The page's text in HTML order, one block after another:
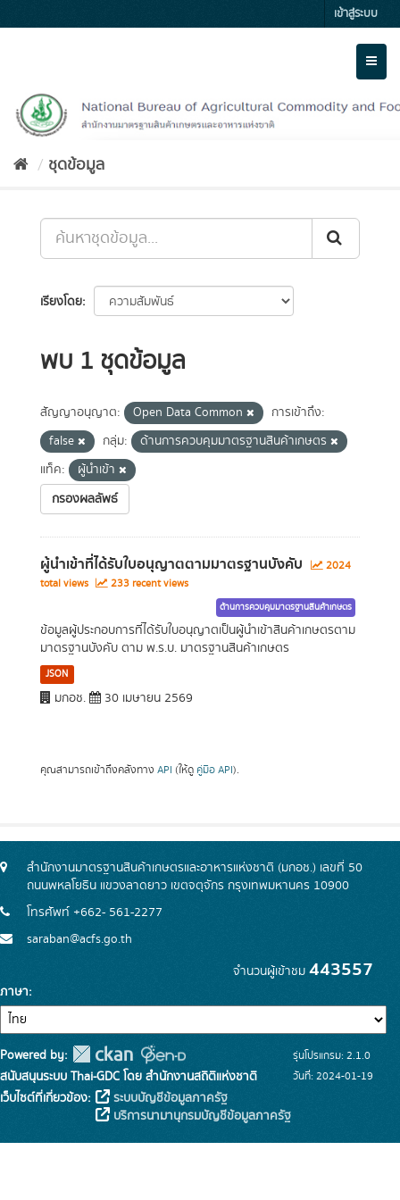
to
เข้าสู่ระบบ
ชุดข้อมูล
เรียงโดย
พบ 1 ชุดข้อมูล
สัญญาอนุญาต: Open Data Common
การเข้าถึง:
false
กลุ่ม:
ด้านการควบคุมมาตรฐานสินค้าเกษตร
แท็ค:
ผู้นำเข้า
กรองผลลัพธ์
ผู้นำเข้าที่ได้รับใบอนุญาตตามมาตรฐานบังคับ
2024
total views
233 recent views
ด้านการควบคุมมาตรฐานสินค้าเกษตร
ข้อมูลผู้ประกอบการที่ได้รับใบอนุญาตเป็นผู้นำเข้าสินค้าเกษตรตาม
มาตรฐานบังคับ ตาม พ.ร.บ. มาตรฐานสินค้าเกษตร
JSON
มกอช. 30 เมษายน 2569
คุณสามารถเข้าถึงคลังทาง API (ให้ดู คู่มือ API).
สำนักงานมาตรฐานสินค้าเกษตรและอาหารแห่งชาติ (มกอช.) เลขที่ 50
ถนนพหลโยธิน แขวงลาดยาว เขตจตุจักร กรุงเทพมหานคร 10900
โทรศัพท์ +662- 561-2277
saraban@acfs.go.th
จำนวนผู้เข้าชม 443557
ภาษา
Powered by:
สนับสนุนระบบ Thai-GDC โดย สำนักงานสถิติแห่งชาติ
เว็บไซต์ที่เกี่ยวข้อง:
ระบบบัญชีข้อมูลภาครัฐ
บริการนามานุกรมบัญชีข้อมูลภาครัฐ
รุ่นโปรแกรม: 2.1.0
วันที่: 2024-01-19